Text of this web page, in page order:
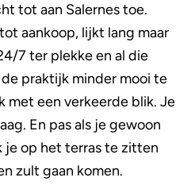
tot aan Salernes toe.
aankoop, lijkt lang maar
7 ter plekke en al die
praktijk minder mooi te
met een verkeerde blik. Je
En pas als je gewoon
je op het terras te zitten
zult gaan komen.